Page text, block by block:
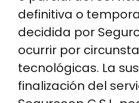
definitiva o
decidida por
ocurrir por
tecnológicas. La
finalización del